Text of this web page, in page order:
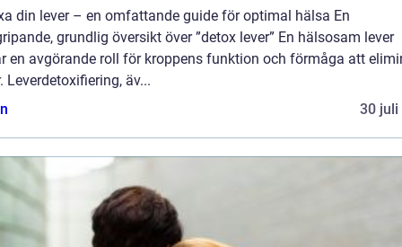
din lever – en omfattande guide för optimal hälsa En
grundlig översikt över ”detox lever” En hälsosam lever
en avgörande roll för kroppens funktion och förmåga att
Leverdetoxifiering, äv...
30 juli